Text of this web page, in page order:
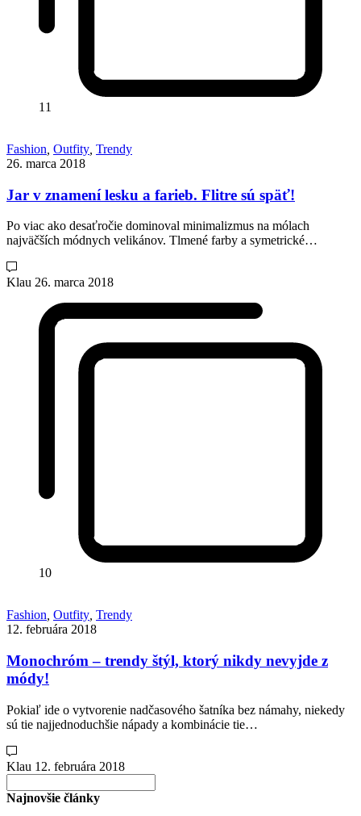
11
Fashion Outfity Trendy
26. marca 2018
Jar v znamení lesku a farieb. Flitre sú späť!
Po viac ako desaťročie dominoval minimalizmus na mólach
najväčších módnych velikánov. Tlmené farby a symetrické…
Klau 26. marca 2018
10
Fashion Outfity Trendy
12. februára 2018
Monochróm – trendy štýl, ktorý nikdy nevyjde z
módy!
Pokiaľ ide o vytvorenie nadčasového šatníka bez námahy, niekedy
sú tie najjednoduchšie nápady a kombinácie tie…
Klau 12. februára 2018
for:
Najnovšie články